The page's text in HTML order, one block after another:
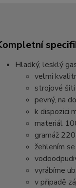
Hladký, lesklý
velmi
strojové šití
pevný, na
k dispozici
materiál
gramáž
žehlením
vyrábíme
v případě